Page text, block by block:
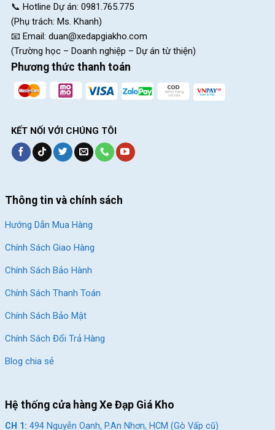
📞 Hotline Dự án: 0981.765.775
(Phụ trách: Ms. Khanh)
📧 Email: duan@xedapgiakho.com
(Trường học – Doanh nghiệp – Dự án từ thiện)
Phương thức thanh toán
KẾT NỐI VỚI CHÚNG TÔI
Thông tin và chính sách
Hướng Dẫn Mua Hàng
Chính Sách Giao Hàng
Chính Sách Bảo Hành
Chính Sách Thanh Toán
Chính Sách Bảo Mật
Chính Sách Đổi Trả Hàng
Blog chia sẻ
Hệ thống cửa hàng Xe Đạp Giá Kho
CH 1: 494 Nguyễn Oanh, P.An Nhơn, HCM (Gò Vấp cũ)